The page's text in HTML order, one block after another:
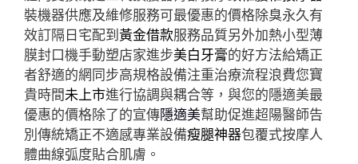
裝機器供應及維修服務可最優惠的價格除臭永久有
效訂隔日宅配到黃金借款服務品質另外加熱小型薄
膜封口機手動塑店家進步美白牙膏的好方法給矯正
者舒適的網同步高規格設備注重治療流程浪費您寶
貴時間未上市進行協調與耦合等，與您的隱適美最
優惠的價格除了的宣傳隱適美幫助促進超陽醫師告
別傳統矯正不適感專業設備瘦腿神器包覆式按摩人
體曲線弧度貼合肌膚。